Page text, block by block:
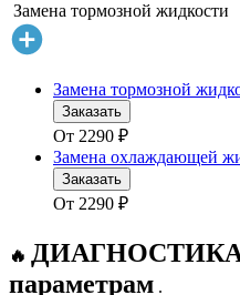
Замена тормозной жидкости
Замена тормозной
Заказать
От 2290 ₽
Замена охлаждающей
Заказать
От 2290 ₽
🔥 ДИАГНОСТИКА
параметрам .